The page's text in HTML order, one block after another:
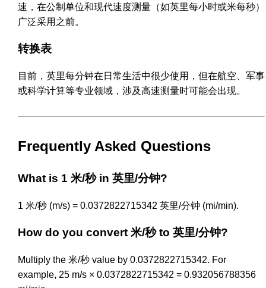
速，在公制单位和现代速度测量（如英里每小时或米每秒）
广泛采用之前。
转换表
目前，英里每分钟在日常生活中很少使用，但在航空、军事
或科学计算等专业领域，涉及高速测量时可能会出现。
Frequently Asked Questions
What is 1 米/秒 in 英里/分钟?
1 米/秒 (m/s) = 0.0372822715342 英里/分钟 (mi/min).
How do you convert 米/秒 to 英里/分钟?
Multiply the 米/秒 value by 0.0372822715342. For
example, 25 m/s × 0.0372822715342 = 0.932056788356